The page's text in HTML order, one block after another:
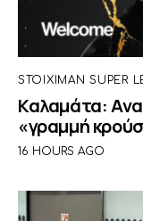
STOIXIMAN SUPER
Καλαμάτα:
«γραμμή
16 HOURS AGO